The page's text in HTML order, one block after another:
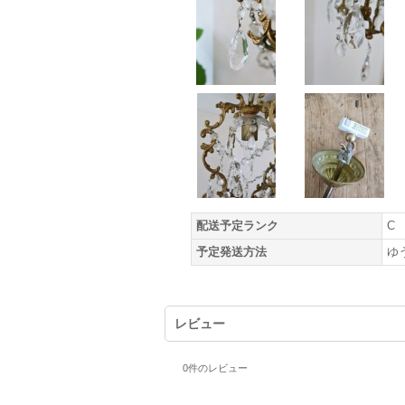
配送予定ランク
C
予定発送方法
ゆ
レビュー
0件のレビュー